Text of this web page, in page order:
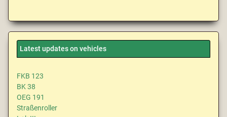
Latest updates on vehicles
FKB 123
BK 38
OEG 191
Straßenroller